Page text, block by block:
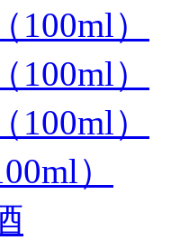
100ml）
100ml）
100ml）
）